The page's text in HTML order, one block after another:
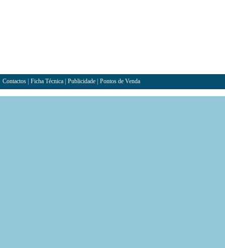
Contactos Ficha Técnica Publicidade Pontos de Venda